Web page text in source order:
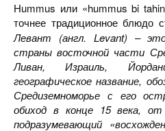
Hummus или «hummus bi
точнее традиционное блюдо
Левант (англ. Levant) – это
страны восточной части
Ливан, Израиль,
географическое название,
Средиземноморье с его
обиход в конце 15 века, от
подразумевающий